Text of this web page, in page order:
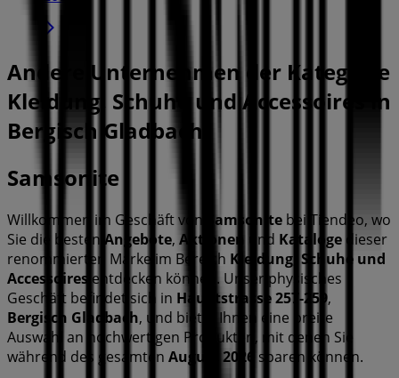
Andere Unternehmen der Kategorie
Kleidung, Schuhe und Accessoires in
Bergisch Gladbach
Samsonite
Willkommen im Geschäft von Samsonite bei Tiendeo, wo
Sie die besten Angebote, Aktionen und Kataloge dieser
renommierten Marke im Bereich Kleidung, Schuhe und
Accessoires entdecken können. Unser physisches
Geschäft befindet sich in Hauptstrasse 257-259,
Bergisch Gladbach, und bietet Ihnen eine breite
Auswahl an hochwertigen Produkten, mit denen Sie
während des gesamten August 2026 sparen können.